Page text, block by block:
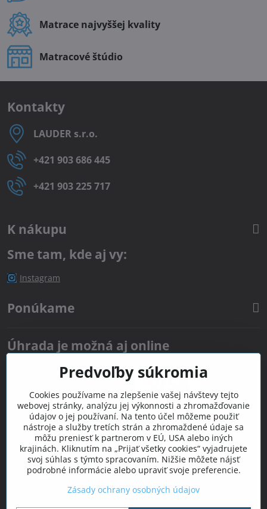
Matrace najvyššej kvality
Matracové štúdio
Kontakty
LAUDER s​.r​.o​.
+421 903 686 445
+421 903 225 717
K nákupu
Sme tam, kde aj vy:
Instagram
Ponúkame
Úhrada je možná aj online
Predvoľby súkromia
Cookies používame na zlepšenie vašej návštevy tejto
webovej stránky, analýzu jej výkonnosti a zhromažďovanie
údajov o jej používaní. Na tento účel môžeme použiť
nástroje a služby tretích strán a zhromaždené údaje sa
môžu preniesť k partnerom v EÚ, USA alebo iných
krajinách. Kliknutím na „Prijať všetky cookies“ vyjadrujete
svoj súhlas s týmto spracovaním. Nižšie môžete nájsť
podrobné informácie alebo upraviť svoje preferencie.
Zásady ochrany osobných údajov